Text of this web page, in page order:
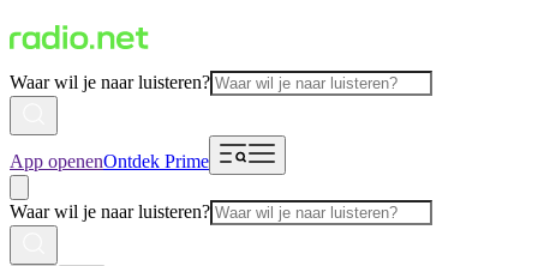
Waar wil je naar luisteren?
App openenOntdek Prime
Waar wil je naar luisteren?